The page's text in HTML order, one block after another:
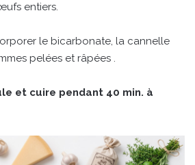
entiers.
le bicarbonate, la cannelle
pelées et râpées .
et cuire pendant 40 min. à